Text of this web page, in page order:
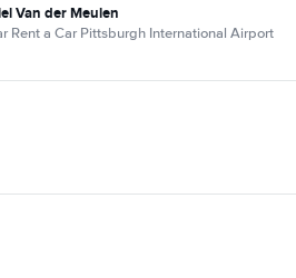
Van der Meulen
Rent a Car Pittsburgh International Airport